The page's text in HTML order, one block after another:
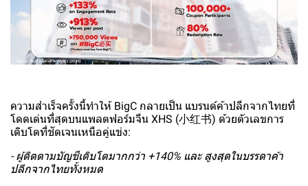
ความสำเร็จครั้งนี้ทำให้ BigC กลายเป็น แบรนด์ค้าปลีกจากไทยที่
โดดเด่นที่สุดบนแพลตฟอร์มจีน XHS (小红书) ด้วยตัวเลขการ
เติบโตที่ชัดเจนเหนือคู่แข่ง:
- ผู้ติดตามบัญชีเติบโตมากกว่า +140% และ สูงสุดในบรรดาค้า
ปลีกจากไทยทั้งหมด